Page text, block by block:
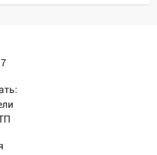
ночью
в заброшенных
Ульяновска
воду
при ЦГКБ